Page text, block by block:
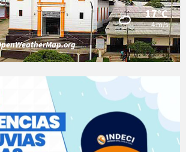
17°C
4 m/s